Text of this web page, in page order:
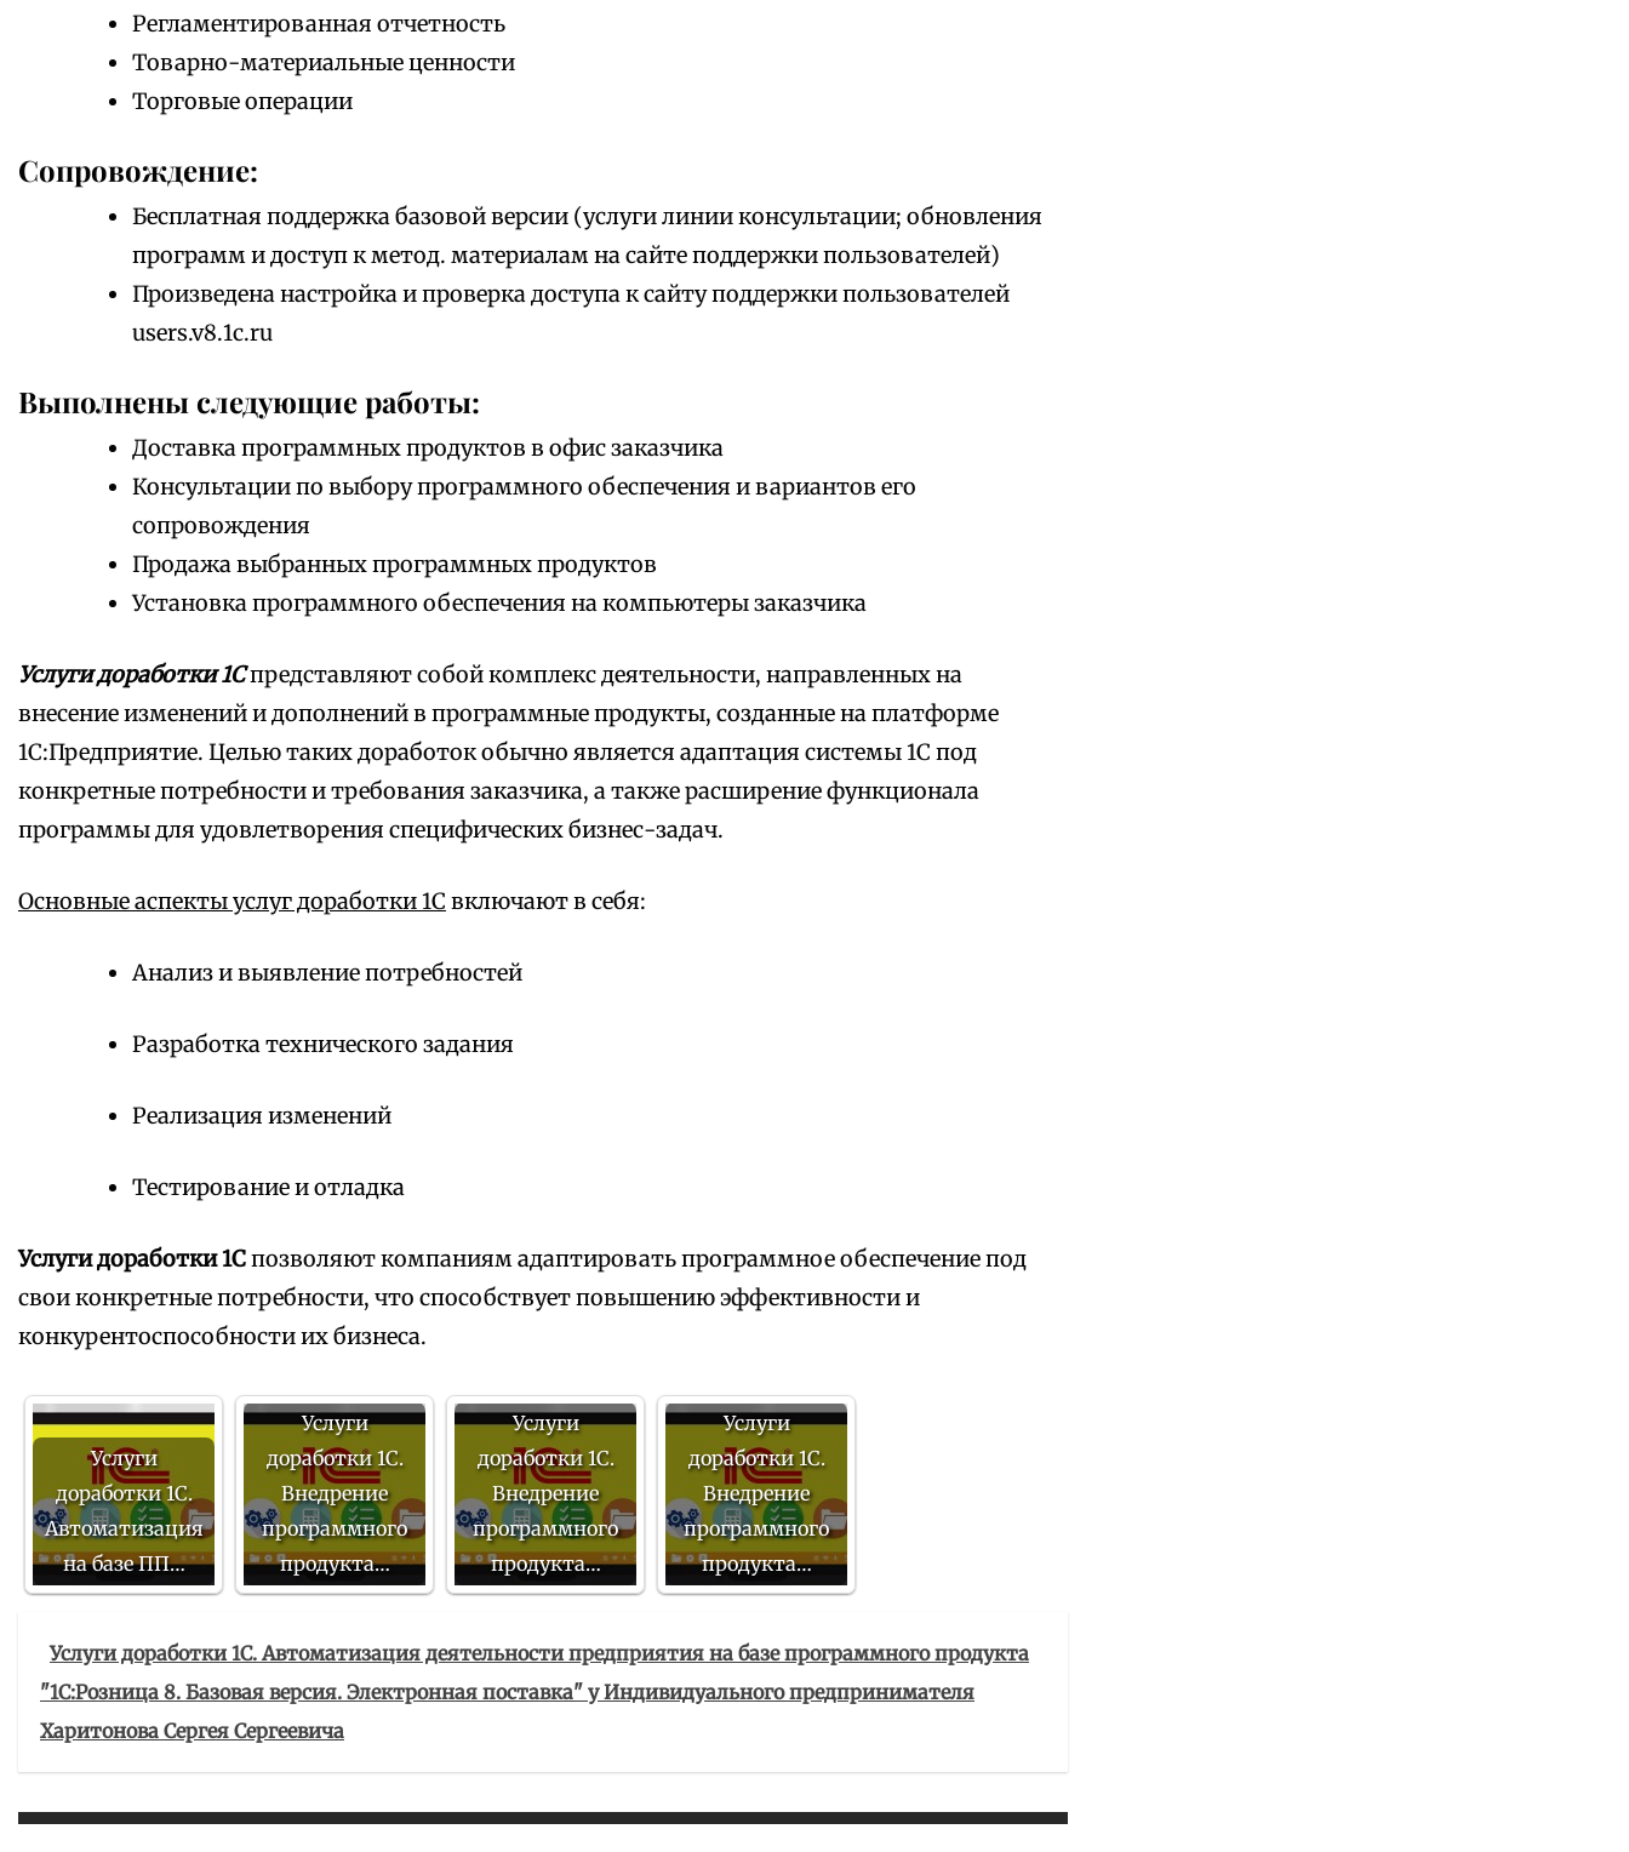
Регламентированная отчетность
Товарно-материальные ценности
Торговые операции
Сопровождение:
Бесплатная поддержка базовой версии (услуги линии консультации; обновления
программ и доступ к метод. материалам на сайте поддержки пользователей)
Произведена настройка и проверка доступа к сайту поддержки пользователей
users.v8.1c.ru
Выполнены следующие работы:
Доставка программных продуктов в офис заказчика
Консультации по выбору программного обеспечения и вариантов его
сопровождения
Продажа выбранных программных продуктов
Установка программного обеспечения на компьютеры заказчика
Услуги доработки 1Спредставляют собой комплекс деятельности, направленных на
внесение изменений и дополнений в программные продукты, созданные на платформе
1С:Предприятие. Целью таких доработок обычно является адаптация системы 1С под
конкретные потребности и требования заказчика, а также расширение функционала
программы для удовлетворения специфических бизнес-задач.
Основные аспекты услуг доработки 1С включают в себя:
Анализ и выявление потребностей
Разработка технического задания
Реализация изменений
Тестирование и отладка
Услуги доработки 1Спозволяют компаниям адаптировать программное обеспечение под
свои конкретные потребности, что способствует повышению эффективности и
конкурентоспособности их бизнеса.
Услуги
доработки 1С.
Автоматизация
на базе ПП…
Услуги
доработки 1С.
Внедрение
программного
продукта…
Услуги
доработки 1С.
Внедрение
программного
продукта…
Услуги
доработки 1С.
Внедрение
программного
продукта…
Услуги доработки 1С. Автоматизация деятельности предприятия на базе программного продукта
"1С:Розница 8. Базовая версия. Электронная поставка" у Индивидуального предпринимателя
Харитонова Сергея Сергеевича